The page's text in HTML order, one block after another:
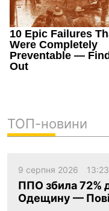
ТОП-новини
9 серпня 2026 13:23
ППО збила 72%
Одещину —